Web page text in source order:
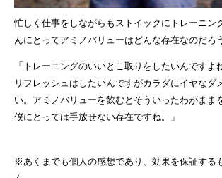
忙しく仕事をしながらもストイックにトレーニン
んにとってアミノバリューはどんな存在なのだろ
「トレーニングのいいとこ取りをしたいんですよ
リフレッシュはしたいんですがカラダにイヤなダ
い。アミノバリューを飲むとそういったわがまま
僕にとっては手放せない存在ですね。」
※あくまでも個人の感想であり、効果を保証する